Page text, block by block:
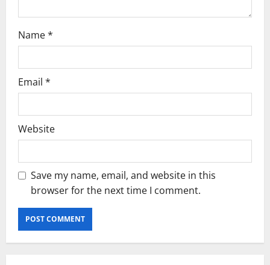
n
Name*
Email *
Website
Save my name, email, and website in this
browser for the next time I comment.